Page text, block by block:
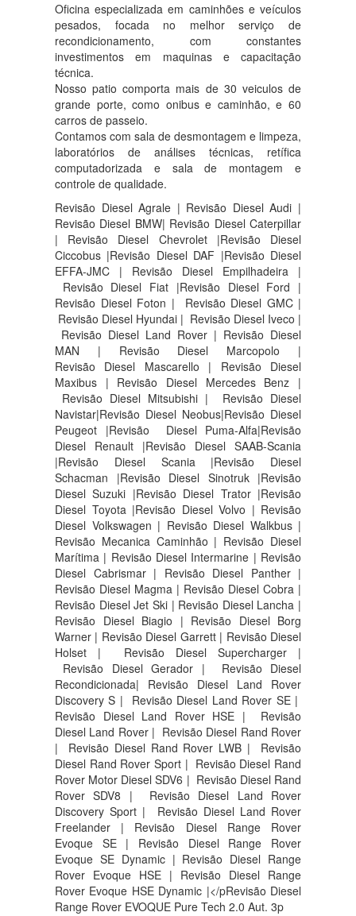
Oficina especializada em caminhões e veículos
pesados, focada no melhor serviço de
recondicionamento, com constantes
investimentos em maquinas e capacitação
técnica.
Nosso patio comporta mais de 30 veiculos de
grande porte, como onibus e caminhão, e 60
carros de passeio.
Contamos com sala de desmontagem e limpeza,
laboratórios de análises técnicas, retífica
computadorizada e sala de montagem e
controle de qualidade.
Revisão Diesel Agrale | Revisão Diesel Audi |
Revisão Diesel BMW| Revisão Diesel Caterpillar
| Revisão Diesel Chevrolet |Revisão Diesel
Ciccobus |Revisão Diesel DAF |Revisão Diesel
EFFA-JMC | Revisão Diesel Empilhadeira |
Revisão Diesel Fiat |Revisão Diesel Ford |
Revisão Diesel Foton | Revisão Diesel GMC |
Revisão Diesel Hyundai | Revisão Diesel Iveco |
Revisão Diesel Land Rover | Revisão Diesel
MAN | Revisão Diesel Marcopolo |
Revisão Diesel Mascarello | Revisão Diesel
Maxibus | Revisão Diesel Mercedes Benz |
Revisão Diesel Mitsubishi | Revisão Diesel
Navistar|Revisão Diesel Neobus|Revisão Diesel
Peugeot |Revisão Diesel Puma-Alfa|Revisão
Diesel Renault |Revisão Diesel SAAB-Scania
|Revisão Diesel Scania |Revisão Diesel
Schacman |Revisão Diesel Sinotruk |Revisão
Diesel Suzuki |Revisão Diesel Trator |Revisão
Diesel Toyota |Revisão Diesel Volvo | Revisão
Diesel Volkswagen | Revisão Diesel Walkbus |
Revisão Mecanica Caminhão | Revisão Diesel
Marítima | Revisão Diesel Intermarine | Revisão
Diesel Cabrismar | Revisão Diesel Panther |
Revisão Diesel Magma | Revisão Diesel Cobra |
Revisão Diesel Jet Ski | Revisão Diesel Lancha |
Revisão Diesel Biagio | Revisão Diesel Borg
Warner | Revisão Diesel Garrett | Revisão Diesel
Holset | Revisão Diesel Supercharger |
Revisão Diesel Gerador | Revisão Diesel
Recondicionada| Revisão Diesel Land Rover
Discovery S |
Revisão Diesel Land Rover SE |
Revisão Diesel Land Rover HSE |
Revisão
Diesel Land Rover | Revisão Diesel Rand Rover
|
Revisão Diesel Rand Rover LWB |
Revisão
Diesel Rand Rover Sport | Revisão Diesel Rand
Rover Motor Diesel SDV6 | Revisão Diesel Rand
Rover SDV8 |
Revisão Diesel Land Rover
Discovery Sport |
Revisão Diesel Land Rover
Freelander | Revisão Diesel Range Rover
Evoque SE | Revisão Diesel Range Rover
Evoque SE Dynamic | Revisão Diesel Range
Rover Evoque HSE | Revisão Diesel Range
Rover Evoque HSE Dynamic |</pRevisão Diesel
Range Rover EVOQUE Pure Tech 2.0 Aut. 3p